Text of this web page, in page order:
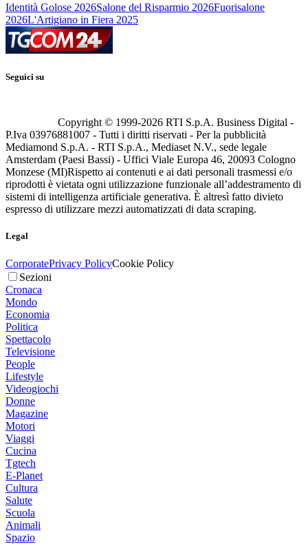
Identità Golose 2026Salone del Risparmio 2026Fuorisalone
2026L'Artigiano in Fiera 2025
Seguici su
Copyright © 1999-2026 RTI S.p.A. Business Digital -
P.Iva 03976881007 - Tutti i diritti riservati - Per la pubblicità
Mediamond S.p.A. - RTI S.p.A., Mediaset N.V., sede legale
Amsterdam (Paesi Bassi) - Uffici Viale Europa 46, 20093 Cologno
Monzese (MI)Rispetto ai contenuti e ai dati personali trasmessi e/o
riprodotti è vietata ogni utilizzazione funzionale all’addestramento di
sistemi di intelligenza artificiale generativa. È altresì fatto divieto
espresso di utilizzare mezzi automatizzati di data scraping.
Legal
CorporatePrivacy PolicyCookie Policy
Sezioni
Cronaca
Mondo
Economia
Politica
Spettacolo
Televisione
People
Lifestyle
Videogiochi
Donne
Magazine
Motori
Viaggi
Cucina
Tgtech
E-Planet
Cultura
Salute
Scuola
Animali
Spazio